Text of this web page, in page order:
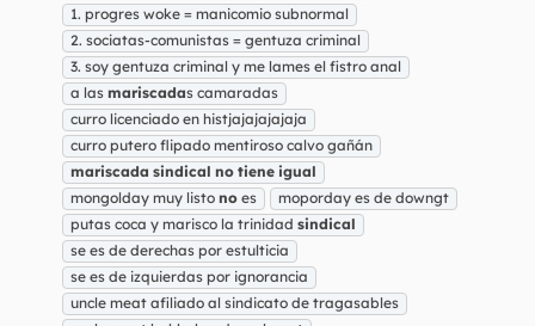
1. progres woke = manicomio subnormal
2. sociatas-comunistas = gentuza criminal
3. soy gentuza criminal y me lames el fistro anal
a las mariscadas camaradas
curro licenciado en histjajajajajaja
curro putero flipado mentiroso calvo gañán
mariscada sindical no tiene igual
mongolday muy listo no es
moporday es de downgt
putas coca y marisco la trinidad sindical
se es de derechas por estulticia
se es de izquierdas por ignorancia
uncle meat afiliado al sindicato de tragasables